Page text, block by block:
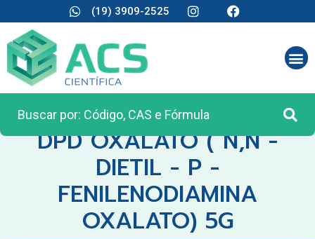
(19) 3909-2525
CATEGORIA:REAGENTES ANALÍTICOS
DPD OXALATO ( N,N -
DIETIL - P -
FENILENODIAMINA
OXALATO) 5G